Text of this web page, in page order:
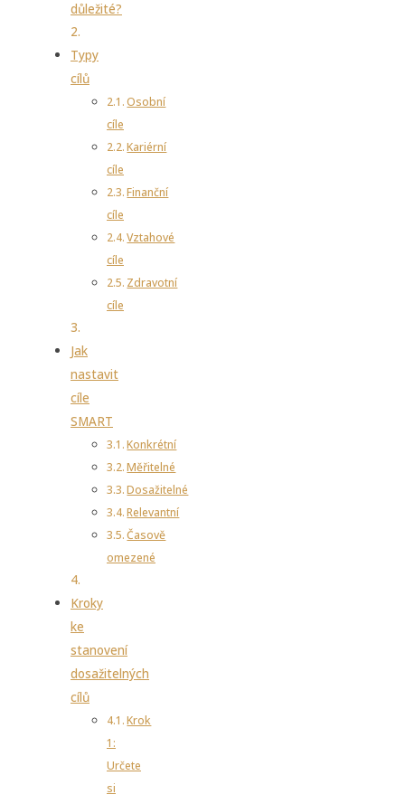
důležité?
Typy
cílů
Osobní
cíle
Kariérní
cíle
Finanční
cíle
Vztahové
cíle
Zdravotní
cíle
Jak
nastavit
cíle
SMART
Konkrétní
Měřitelné
Dosažitelné
Relevantní
Časově
omezené
Kroky
ke
stanovení
dosažitelných
cílů
Krok
1:
Určete
si